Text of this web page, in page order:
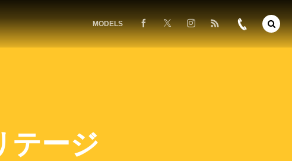
MODELS
テージ